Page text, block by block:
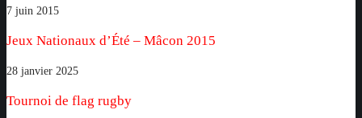
notre
–
Angeles
2015
Jeux
Nationaux
–
2015
7 juin 2015
Jeux Nationaux d’Été – Mâcon 2015
Tournoi
28 janvier 2025
Tournoi de flag rugby